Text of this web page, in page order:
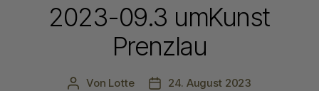
2023-09.3 umKunst
Prenzlau
Beitragsautor
Von Lotte Veröffentlichungsdatum
24. August 2023